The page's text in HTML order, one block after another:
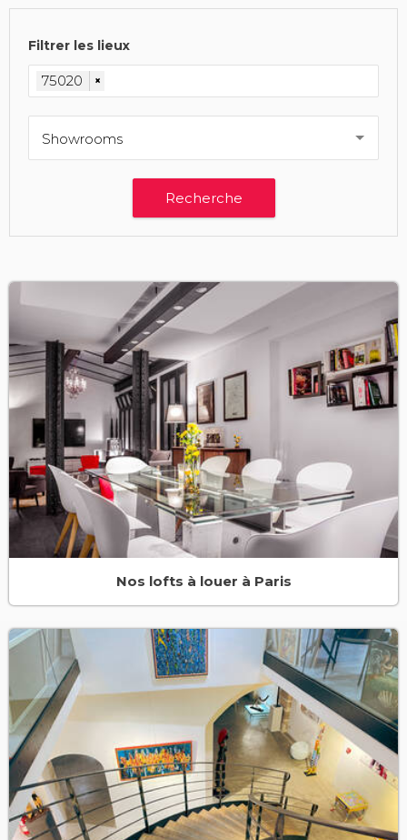
Filtrer les lieux
75020 ×
Showrooms
Nos lofts à louer à Paris